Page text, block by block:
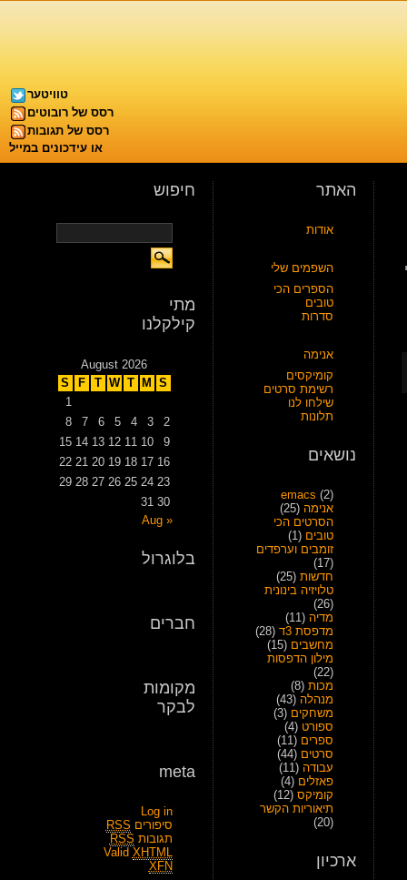
טוויטער
רסס של רובוטים
רסס של תגובות
או עידכונים במייל
האתר
אודות
השפמים שלי
הספרים הכי
טובים
סדרות
אנימה
קומיקסים
רשימת סרטים
שילחו לנו
תלונות
נושאים
emacs (2)
אנימה (25)
הסרטים הכי
טובים (1)
זומבים וערפדים
(17)
חדשות (25)
טלויזיה בינונית
(26)
מדיה (11)
מדפסת 3ד
(28)
מחשבים (15)
מילון הדפסות
(22)
מכות (8)
מנהלה (43)
משחקים (3)
ספורט (4)
ספרים (11)
סרטים (44)
עבודה (11)
פאזלים (4)
קומיקס (12)
תיאוריות הקשר
(20)
ארכיון
חיפוש
מתי
קילקלנו
August 2026
S
M
T
W
T
F
S
1
2
3
4
5
6
7
8
9
10
11
12
13
14
15
16
17
18
19
20
21
22
23
24
25
26
27
28
29
30
31
« Aug
בלוגרול
חברים
מקומות
לבקר
meta
Log in
סיפורים RSS
תגובות RSS
Valid XHTML
XFN